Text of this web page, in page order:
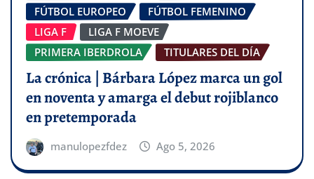
FÚTBOL EUROPEO
FÚTBOL FEMENINO
LIGA F
LIGA F MOEVE
PRIMERA IBERDROLA
TITULARES DEL DÍA
La crónica | Bárbara López marca un gol
en noventa y amarga el debut rojiblanco
en pretemporada
manulopezfdez Ago 5, 2026